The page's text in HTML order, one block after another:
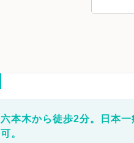
六本木から徒歩2分。日本
可。